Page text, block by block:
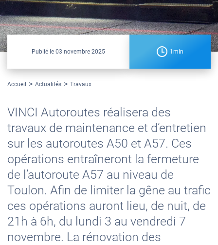
Publié le 03 novembre 2025 1min
Accueil Actualités Travaux
VINCI Autoroutes réalisera des
travaux de maintenance et d’entretien
sur les autoroutes A50 et A57. Ces
opérations entraîneront la fermeture
de l’autoroute A57 au niveau de
Toulon. Afin de limiter la gêne au trafic
ces opérations auront lieu, de nuit, de
21h à 6h, du lundi 3 au vendredi 7
novembre. La rénovation des